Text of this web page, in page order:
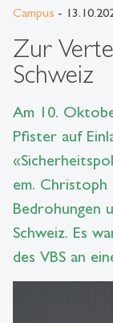
Campus -
Zur
Schweiz
Am 10.
Pfister auf
em.
Bedrohungen
Schweiz. Es
des VBS an